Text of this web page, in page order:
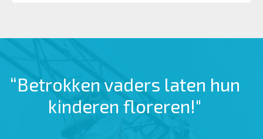
“Betrokken vaders laten hun
kinderen floreren!"